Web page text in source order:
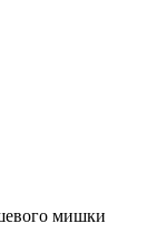
мишки